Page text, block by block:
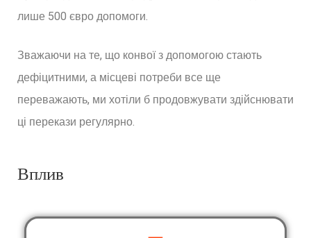
лише 500 євро допомоги.
Зважаючи на те, що конвої з допомогою стають
дефіцитними, а місцеві потреби все ще
переважають, ми хотіли б продовжувати здійснювати
ці перекази регулярно.
Вплив